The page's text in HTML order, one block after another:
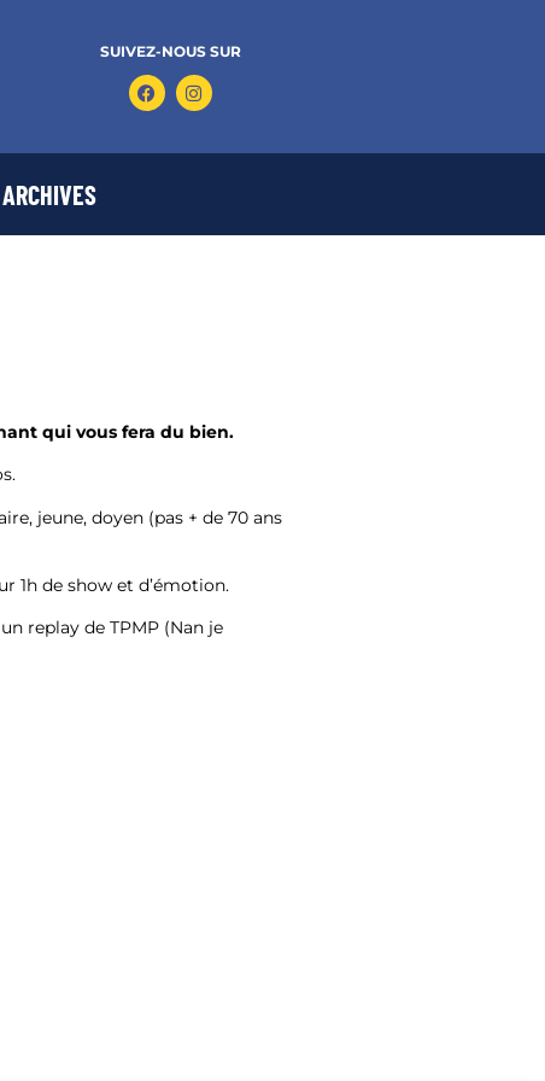
SUIVEZ-NOUS SUR
ARCHIVES
qui vous fera du bien.
jeune, doyen (pas + de 70 ans
1h de show et d’émotion.
replay de TPMP (Nan je